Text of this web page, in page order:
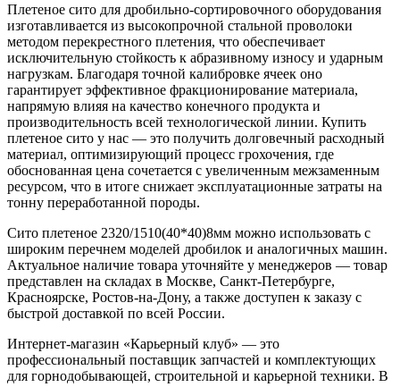
Плетеное сито для дробильно-сортировочного оборудования
изготавливается из высокопрочной стальной проволоки
методом перекрестного плетения, что обеспечивает
исключительную стойкость к абразивному износу и ударным
нагрузкам. Благодаря точной калибровке ячеек оно
гарантирует эффективное фракционирование материала,
напрямую влияя на качество конечного продукта и
производительность всей технологической линии. Купить
плетеное сито у нас — это получить долговечный расходный
материал, оптимизирующий процесс грохочения, где
обоснованная цена сочетается с увеличенным межзаменным
ресурсом, что в итоге снижает эксплуатационные затраты на
тонну переработанной породы.
Сито плетеное 2320/1510(40*40)8мм можно использовать с
широким перечнем моделей дробилок и аналогичных машин.
Актуальное наличие товара уточняйте у менеджеров — товар
представлен на складах в Москве, Санкт-Петербурге,
Красноярске, Ростов-на-Дону, а также доступен к заказу с
быстрой доставкой по всей России.
Интернет-магазин «Карьерный клуб» — это
профессиональный поставщик запчастей и комплектующих
для горнодобывающей, строительной и карьерной техники. В